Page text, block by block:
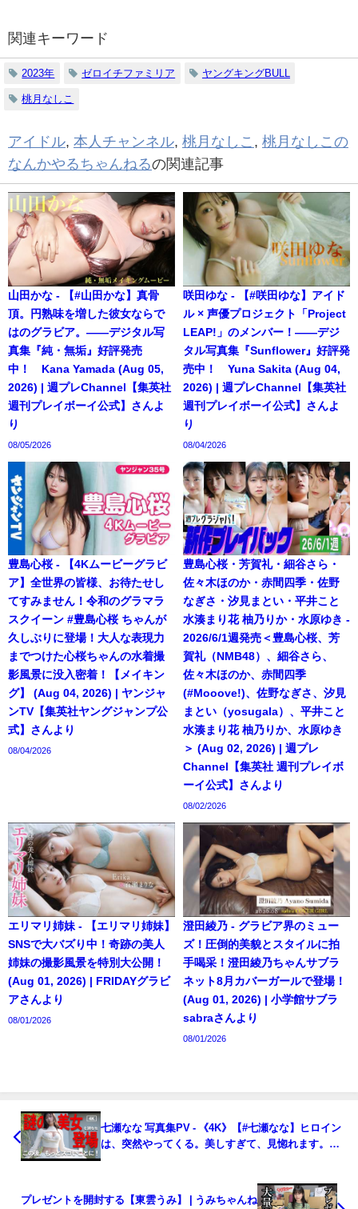
関連キーワード
2023年 ゼロイチファミリア ヤングキングBULL
桃月なしこ
アイドル, 本人チャンネル, 桃月なしこ , 桃月なしこの
なんかやるちゃんねるの関連記事
山田かな - 【#山田かな】真骨
頂。円熟味を増した彼女ならで
はのグラビア。――デジタル写
真集『純・無垢』好評発売
中！ Kana Yamada (Aug 05,
2026) | 週プレChannel【集英社
週刊プレイボーイ公式】さんよ
り
08/05/2026
咲田ゆな - 【#咲田ゆな】アイド
ル × 声優プロジェクト「Project
LEAP!」のメンバー！――デジ
タル写真集『Sunflower』好評発
売中！ Yuna Sakita (Aug 04,
2026) | 週プレChannel【集英社
週刊プレイボーイ公式】さんよ
り
08/04/2026
豊島心桜 - 【4Kムービーグラビ
ア】全世界の皆様、お待たせし
てすみません！令和のグラマラ
スクイーン #豊島心桜 ちゃんが
久しぶりに登場！大人な表現力
までつけた心桜ちゃんの水着撮
影風景に没入密着！【メイキン
グ】 (Aug 04, 2026) | ヤンジャ
ンTV【集英社ヤングジャンプ公
式】さんより
08/04/2026
豊島心桜・芳賀礼・細谷さら・
佐々木ほのか・赤間四季・佐野
なぎさ・汐見まとい・平井こと
水湊まり花 柚乃りか・水原ゆき -
2026/6/1週発売＜豊島心桜、芳
賀礼（NMB48）、細谷さら、
佐々木ほのか、赤間四季
(#Mooove!)、佐野なぎさ、汐見
まとい（yosugala）、平井こと
水湊まり花 柚乃りか、水原ゆき
＞ (Aug 02, 2026) | 週プレ
Channel【集英社 週刊プレイボ
ーイ公式】さんより
08/02/2026
エリマリ姉妹 - 【エリマリ姉妹】
SNSで大バズり中！奇跡の美人
姉妹の撮影風景を特別大公開！
(Aug 01, 2026) | FRIDAYグラビ
アさんより
08/01/2026
澄田綾乃 - グラビア界のミュー
ズ！圧倒的美貌とスタイルに拍
手喝采！澄田綾乃ちゃんサブラ
ネット8月カバーガールで登場！
(Aug 01, 2026) | 小学館サブラ
sabraさんより
08/01/2026
七瀬なな 写真集PV - 《4K》【#七瀬なな】ヒロイン
は、突然やってくる。美しすぎて、見惚れます。
プレゼントを開封する【東雲うみ】 | うみちゃんね